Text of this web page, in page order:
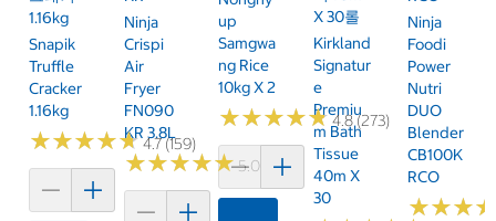
1.16kg
Snapik
Truffle
Cracker
1.16kg
★★★★★
★★★★★4.7 (159)
Ninja
Crispi
Air
Fryer
FN090
KR 3.8L
★★★★★
★★★★★5.0 (6)
Up
Samgwa
Ng Rice
10kg X 2
★★★★★
★★★★★4.8 (273)
X 30롤
Kirkland
Signatur
E
Premiu
M Bath
Tissue
40m X
30
Ninja
Foodi
Power
Nutri
DUO
Blender
CB100K
RCO
★★★
★★★